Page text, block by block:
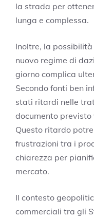
la strada per
lunga e complessa.
Inoltre, la possibilità
nuovo regime di
giorno complica
Secondo fonti ben
stati ritardi nelle
documento
Questo ritardo
frustrazioni tra i
chiarezza per
mercato.
Il contesto
commerciali tra gli